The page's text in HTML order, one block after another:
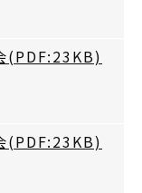
(PDF:23KB)
(PDF:23KB)